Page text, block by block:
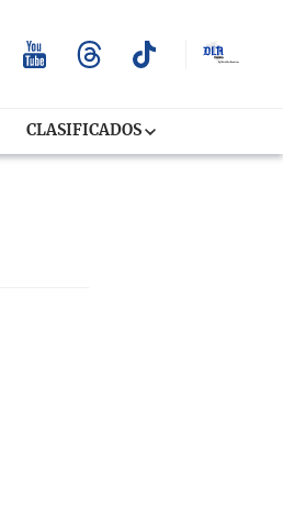
CLASIFICADOS